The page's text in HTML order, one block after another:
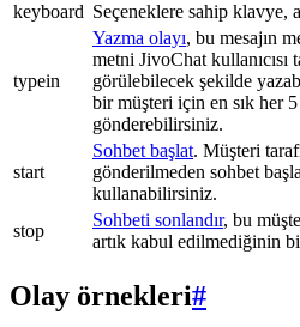
keyboard Seçeneklere sahip klavye,
typein
Yazma olayı, bu mesajın
metni JivoChat kullanıcısı
görülebilecek şekilde
bir müşteri için en sık her
gönderebilirsiniz.
start
Sohbet başlat. Müşteri
gönderilmeden sohbet
kullanabilirsiniz.
stop
Sohbeti sonlandır, bu
artık kabul edilmediğinin
Olay örnekleri#